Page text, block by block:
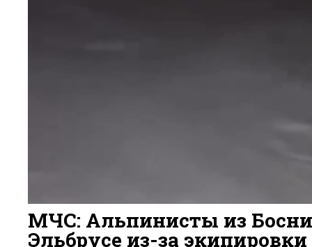
МЧС: Альпинисты из
Эльбрусе из-за экипировки